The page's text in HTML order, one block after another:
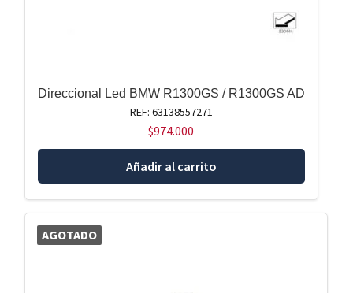
Direccional Led BMW R1300GS / R1300GS AD
REF: 63138557271
$974.000
Añadir al carrito
AGOTADO